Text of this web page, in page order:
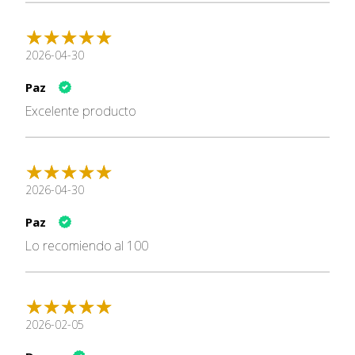
Proteínas 5,5 %; contenido de grasa 0,6 %; cenizas brutas
2026-04-30
Paz
Excelente producto
2026-04-30
Paz
Lo recomiendo al 100
2026-02-05